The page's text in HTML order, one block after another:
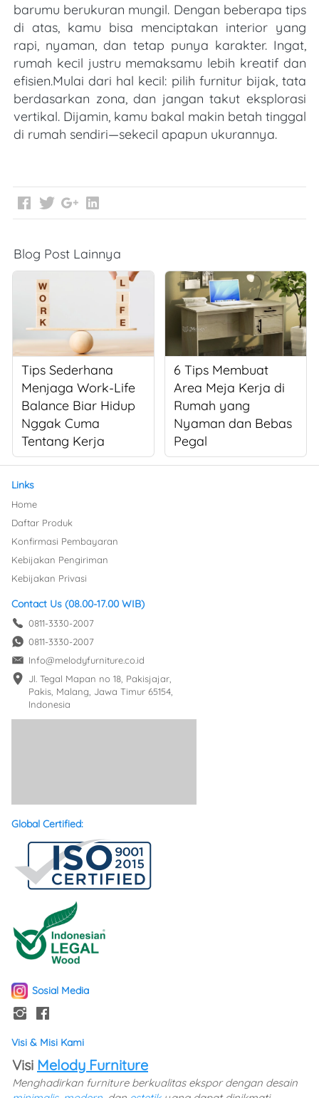
barumu berukuran mungil. Dengan beberapa tips
di atas, kamu bisa menciptakan interior yang
rapi, nyaman, dan tetap punya karakter. Ingat,
rumah kecil justru memaksamu lebih kreatif dan
efisien.Mulai dari hal kecil: pilih furnitur bijak, tata
berdasarkan zona, dan jangan takut eksplorasi
vertikal. Dijamin, kamu bakal makin betah tinggal
di rumah sendiri—sekecil apapun ukurannya.
Blog Post Lainnya
Tips Sederhana
Menjaga Work-Life
Balance Biar Hidup
Nggak Cuma
Tentang Kerja
6 Tips Membuat
Area Meja Kerja di
Rumah yang
Nyaman dan Bebas
Pegal
Links
Home
Daftar Produk
Konfirmasi Pembayaran
Kebijakan Pengiriman
Kebijakan Privasi
Contact Us (08.00-17.00 WIB)
0811-3330-2007
0811-3330-2007
Info@melodyfurniture.co.id
Jl. Tegal Mapan no 18, Pakisjajar,
Pakis, Malang, Jawa Timur 65154,
Indonesia
Global Certified:
Sosial Media
Visi & Misi Kami
Visi Melody Furniture